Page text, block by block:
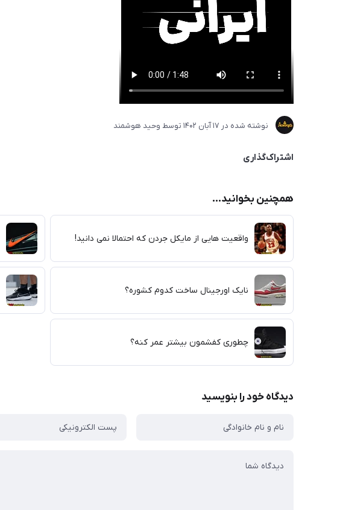
نوشته شده در 17 آبان 1402 توسط وحید هوشمند
اشتراک‌گذاری
همچنین بخوانید...
واقعیت هایی از مایکل جردن که احتمالا نمی دانید!
نایک اورجینال ساخت کدوم کشوره؟
چطوری کفشمون بیشتر عمر کنه؟
دیدگاه خود را بنویسید